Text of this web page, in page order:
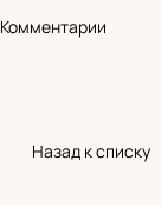
Комментарии
Назад к списку